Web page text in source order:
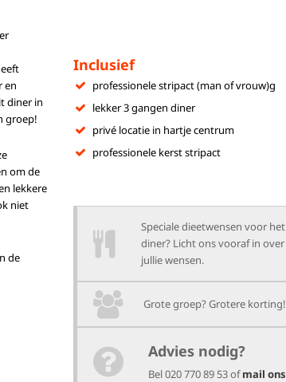
en
diner in
groep!
om de
lekkere
niet
de
Inclusief
professionele stripact (man of vrouw)g
lekker 3 gangen diner
privé locatie in hartje centrum
professionele kerst stripact
Speciale dieetwensen voor het
diner? Licht ons vooraf in over
jullie wensen.
Grote groep? Grotere korting!
Advies nodig?
Bel 020 770 89 53 ofmail ons